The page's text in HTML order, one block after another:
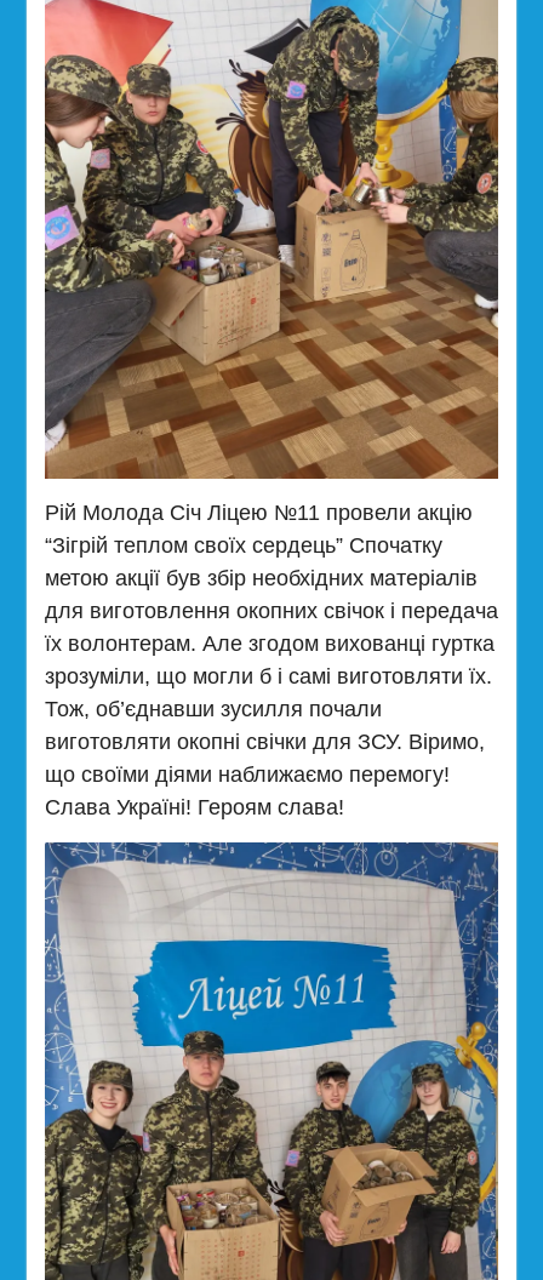
Рій Молода Січ Ліцею №11 провели акцію
“Зігрій теплом своїх сердець” Спочатку
метою акції був збір необхідних матеріалів
для виготовлення окопних свічок і передача
їх волонтерам. Але згодом вихованці гуртка
зрозуміли, що могли б і самі виготовляти їх.
Тож, об’єднавши зусилля почали
виготовляти окопні свічки для ЗСУ. Віримо,
що своїми діями наближаємо перемогу!
Слава Україні! Героям слава!